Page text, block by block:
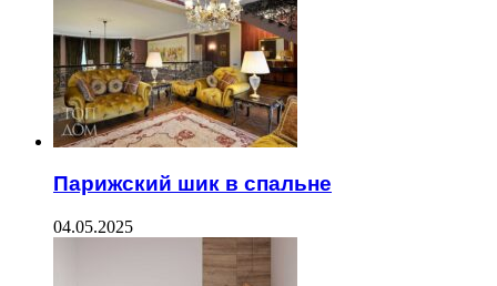
Парижский шик в спальне
04.05.2025